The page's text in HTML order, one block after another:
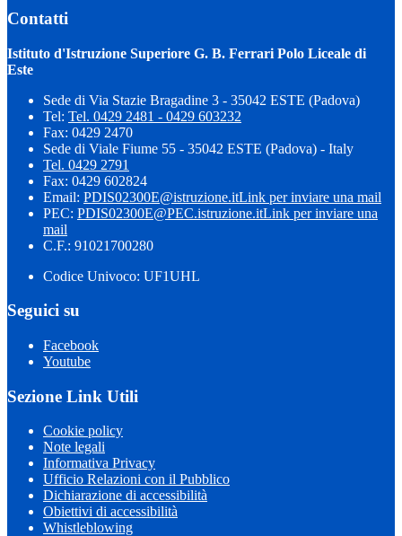
Contatti
Istituto d'Istruzione Superiore G. B. Ferrari Polo Liceale di
Este
Sede di Via Stazie Bragadine 3 - 35042 ESTE (Padova)
Tel: Tel. 0429 2481 - 0429 603232
Fax: 0429 2470
Sede di Viale Fiume 55 - 35042 ESTE (Padova) - Italy
Tel. 0429 2791
Fax: 0429 602824
Email: PDIS02300E@istruzione.itLink per inviare una mail
PEC: PDIS02300E@PEC.istruzione.itLink per inviare una
mail
C.F.: 91021700280
Codice Univoco: UF1UHL
Seguici su
Facebook
Youtube
Sezione Link Utili
Cookie policy
Note legali
Informativa Privacy
Ufficio Relazioni con il Pubblico
Dichiarazione di accessibilità
Obiettivi di accessibilità
Whistleblowing